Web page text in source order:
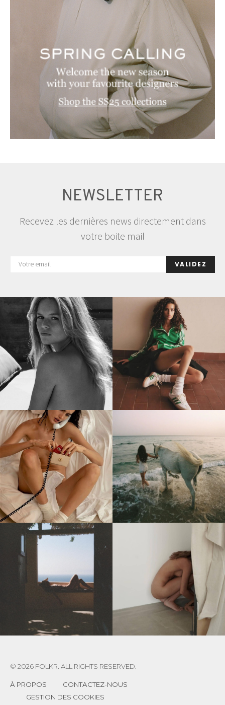
NEWSLETTER
Recevez les dernières news directement dans
votre boite mail
VALIDEZ
© 2026 FOLKR. ALL RIGHTS RESERVED.
À PROPOS
CONTACTEZ-NOUS
GESTION DES COOKIES